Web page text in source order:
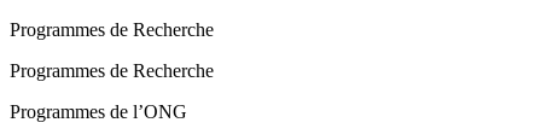
Programmes de Recherche
Programmes de Recherche
Programmes de l’ONG